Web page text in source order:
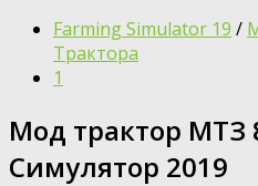
Farming Simulator 19 /
Трактора
1
Мод трактор МТЗ
Симулятор 2019